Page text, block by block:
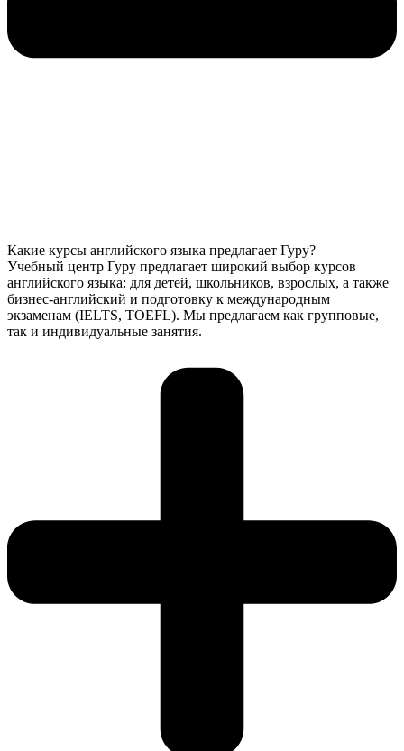
Какие курсы английского языка предлагает Гуру?
Учебный центр Гуру предлагает широкий выбор курсов
английского языка: для детей, школьников, взрослых, а также
бизнес-английский и подготовку к международным
экзаменам (IELTS, TOEFL). Мы предлагаем как групповые,
так и индивидуальные занятия.